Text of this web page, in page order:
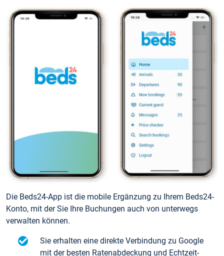
Die Beds24-App ist die mobile Ergänzung zu Ihrem Beds24-
Konto, mit der Sie Ihre Buchungen auch von unterwegs
verwalten können.
Sie erhalten eine direkte Verbindung zu Google
mit der besten Ratenabdeckung und Echtzeit-